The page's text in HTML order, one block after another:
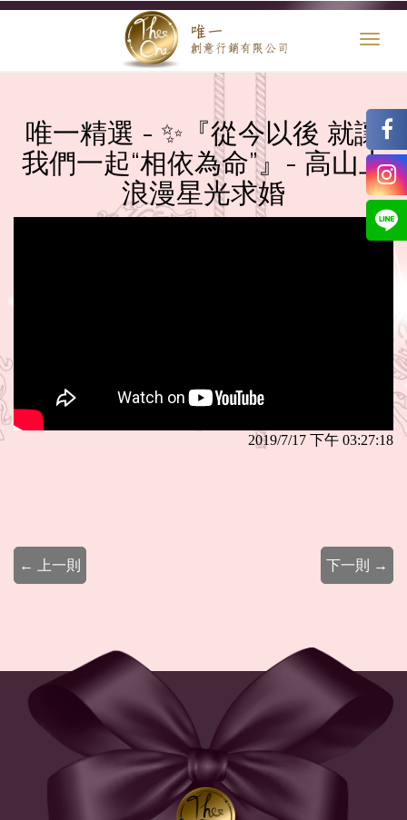
唯一精選 - ✨『從今以後 就讓
我們一起“相依為命”』- 高山上
浪漫星光求婚
2019/7/17 下午 03:27:18
下一則 →
← 上一則